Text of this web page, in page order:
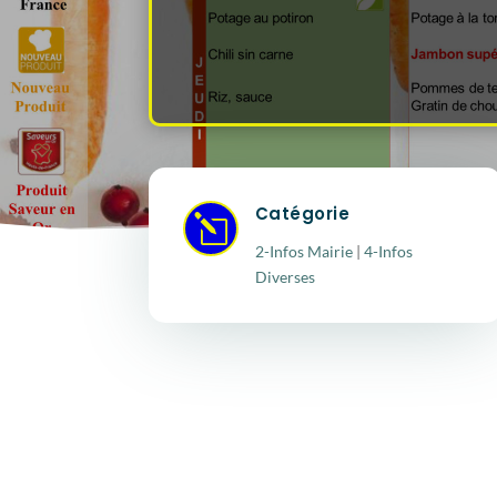
l Catégorie
2-Infos Mairie| 4-Infos
Diverses